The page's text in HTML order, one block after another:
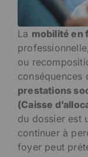
La mobilité en
ou
conséquences
prestations
(Caisse
du dossier est
continuer à
foyer peut